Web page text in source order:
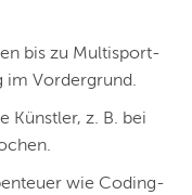
bis zu Multisport-
im Vordergrund.
Künstler, z. B. bei
wie Coding-